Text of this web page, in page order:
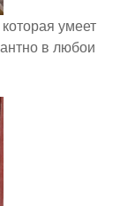
умеет
в любои